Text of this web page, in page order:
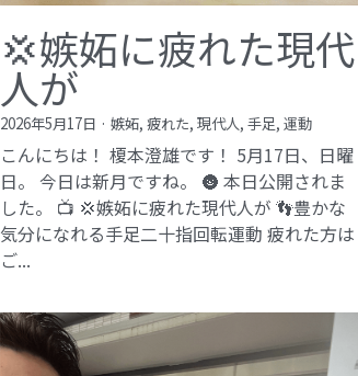
💢嫉妬に疲れた現代
人が
2026年5月17日 ·嫉妬, 疲れた, 現代人, 手足, 運動
こんにちは！ 榎本澄雄です！ 5月17日、日曜
日。 今日は新月ですね。 🌚 本日公開されま
した。 📺 💢嫉妬に疲れた現代人が 👣豊かな
気分になれる手足二十指回転運動 疲れた方は
ご...